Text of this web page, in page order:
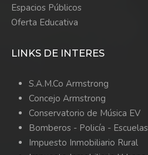
Espacios Públicos
Oferta Educativa
LINKS DE INTERES
S.A.M.Co Armstrong
Concejo Armstrong
Conservatorio de Música EV
Bomberos - Policía - Escuelas
Impuesto Inmobiliario Rural